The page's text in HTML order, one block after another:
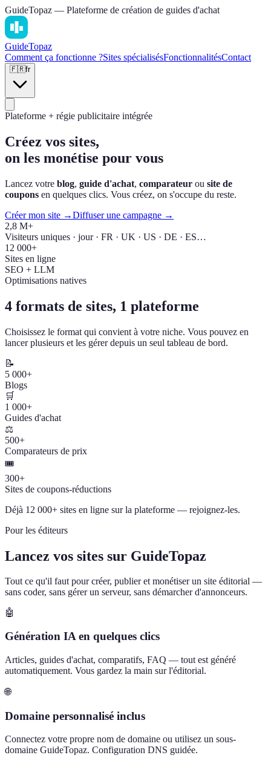
GuideTopaz — Plateforme de création de guides d'achat
GuideTopaz
Comment ça fonctionne ?Sites spécialisésFonctionnalitésContact
🇫🇷fr
Plateforme + régie publicitaire intégrée
Créez vos sites,
on les monétise pour vous
Lancez votre blog, guide d'achat, comparateur ou site de
coupons en quelques clics. Vous créez, on s'occupe du reste.
Créer mon site →Diffuser une campagne →
2,8 M+
Visiteurs uniques · jour · FR · UK · US · DE · ES…
12 000+
Sites en ligne
SEO + LLM
Optimisations natives
4 formats de sites, 1 plateforme
Choisissez le format qui convient à votre niche. Vous pouvez en
lancer plusieurs et les gérer depuis un seul tableau de bord.
📝
5 000+
Blogs
🛒
1 000+
Guides d'achat
⚖️
500+
Comparateurs de prix
🎟️
300+
Sites de coupons-réductions
Déjà 12 000+ sites en ligne sur la plateforme — rejoignez-les.
Pour les éditeurs
Lancez vos sites sur GuideTopaz
Tout ce qu'il faut pour créer, publier et monétiser un site éditorial —
sans coder, sans gérer un serveur, sans démarcher d'annonceurs.
🤖
Génération IA en quelques clics
Articles, guides d'achat, comparatifs, FAQ — tout est généré
automatiquement. Vous gardez la main sur l'éditorial.
🌐
Domaine personnalisé inclus
Connectez votre propre nom de domaine ou utilisez un sous-
domaine GuideTopaz. Configuration DNS guidée.